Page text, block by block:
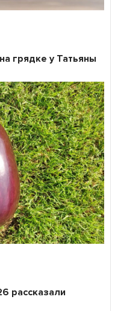
грядке у Татьяны
рассказали